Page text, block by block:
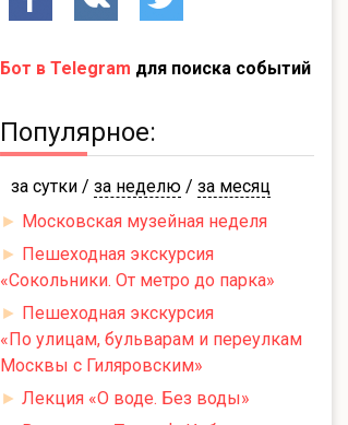
Бот в Telegram для поиска событий
Популярное:
за сутки / за неделю / за месяц
► Московская музейная неделя
► Пешеходная экскурсия
«Сокольники. От метро до парка»
► Пешеходная экскурсия
«По улицам, бульварам и переулкам
Москвы с Гиляровским»
► Лекция «О воде. Без воды»